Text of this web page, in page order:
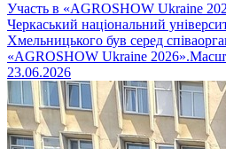
Участь в «AGROSHOW Ukraine
Черкаський національний
Хмельницького був серед
«AGROSHOW Ukraine
23.06.2026